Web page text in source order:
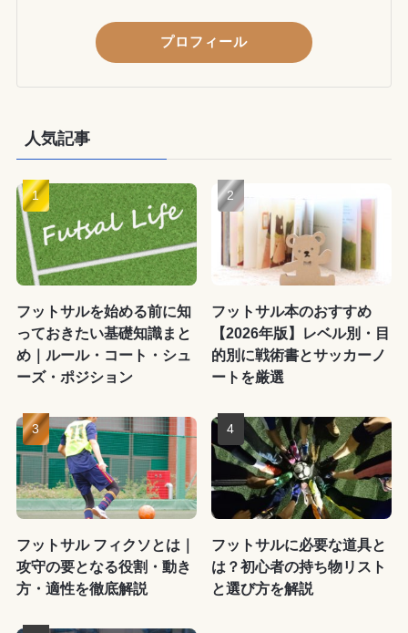
プロフィール
人気記事
フットサルを始める前に知
っておきたい基礎知識まと
め｜ルール・コート・シュ
ーズ・ポジション
フットサル本のおすすめ
【2026年版】レベル別・目
的別に戦術書とサッカーノ
ートを厳選
フットサル フィクソとは｜
攻守の要となる役割・動き
方・適性を徹底解説
フットサルに必要な道具と
は？初心者の持ち物リスト
と選び方を解説